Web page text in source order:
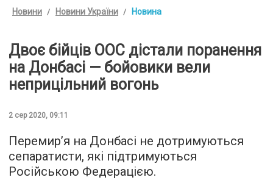
Новини Новини України Новина
Двоє бійців ООС дістали поранення
на Донбасі — бойовики вели
неприцільний вогонь
2 сер 2020, 09:11
Перемир’я на Донбасі не дотримуються
сепаратисти, які підтримуються
Російською Федерацією.